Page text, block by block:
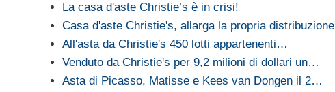
La casa d'aste Christie’s è in crisi!
Casa d'aste Christie's, allarga la propria distribuzione
All'asta da Christie's 450 lotti appartenenti…
Venduto da Christie's per 9,2 milioni di dollari un…
Asta di Picasso, Matisse e Kees van Dongen il 2…